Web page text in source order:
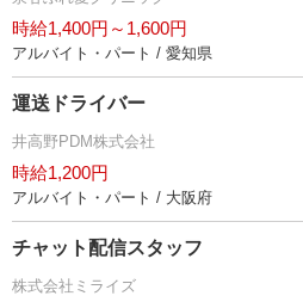
時給1,400円～1,600円
アルバイト・パート / 愛知県
運送ドライバー
井高野PDM株式会社
時給1,200円
アルバイト・パート / 大阪府
チャット配信スタッフ
株式会社ミライズ